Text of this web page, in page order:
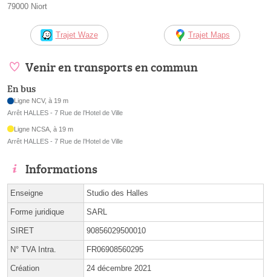
79000 Niort
Trajet Waze Trajet Maps
Venir en transports en commun
En bus
Ligne NCV, à 19 m
Arrêt HALLES - 7 Rue de l’Hotel de Ville
Ligne NCSA, à 19 m
Arrêt HALLES - 7 Rue de l’Hotel de Ville
Informations
Enseigne Studio des Halles
Forme juridique SARL
SIRET 90856029500010
N° TVA Intra. FR06908560295
Création 24 décembre 2021